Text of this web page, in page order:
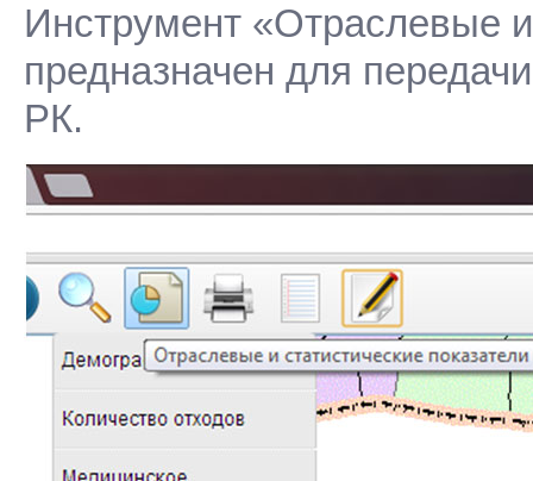
Инструмент «Отраслевые и
предназначен для
РК.